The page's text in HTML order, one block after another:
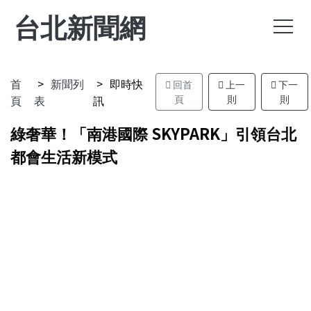
台北新聞網
首
頁
新聞列
表
即時快
訊
回首
頁
上一
則
下一
則
綠奢華！「南港國際 SKYPARK」引領台北
都會生活新模式